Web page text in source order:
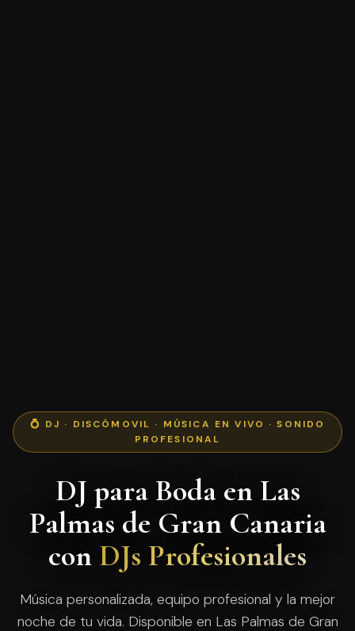
💍 DJ · DISCÓMOVIL · MÚSICA EN VIVO · SONIDO
PROFESIONAL
DJ para Boda en Las
Palmas de Gran Canaria
con DJs Profesionales
Música personalizada, equipo profesional y la mejor
noche de tu vida. Disponible en Las Palmas de Gran